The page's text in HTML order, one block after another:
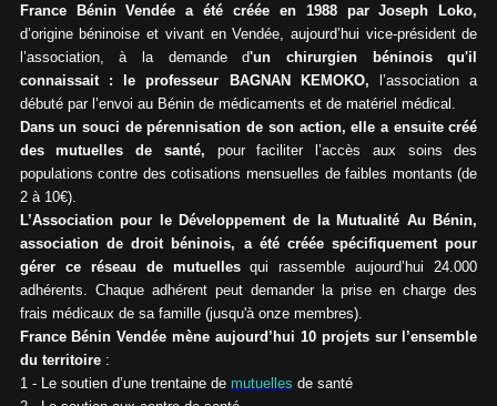
France Bénin Vendée a été créée en 1988 par Joseph Loko,
d’origine béninoise et vivant en Vendée, aujourd’hui vice-président de
l’association, à la demande d'un chirurgien béninois qu'il
connaissait : le professeur BAGNAN KEMOKO, l’association a
débuté par l’envoi au Bénin de médicaments et de matériel médical.
Dans un souci de pérennisation de son action, elle a ensuite créé
des mutuelles de santé, pour faciliter l’accès aux soins des
populations contre des cotisations mensuelles de faibles montants (de
2 à 10€).
L’Association pour le Développement de la Mutualité Au Bénin,
association de droit béninois, a été créée spécifiquement pour
gérer ce réseau de mutuellesqui rassemble aujourd’hui 24.000
adhérents. Chaque adhérent peut demander la prise en charge des
frais médicaux de sa famille (jusqu'à onze membres).
France Bénin Vendée mène aujourd’hui 10 projets sur l’ensemble
du territoire:
1 - Le soutien d’une trentaine de mutuelles de santé